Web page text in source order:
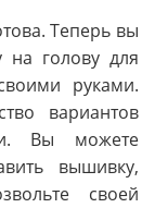
Теперь вы
на голову для
руками.
вариантов
Вы можете
вышивку,
своей